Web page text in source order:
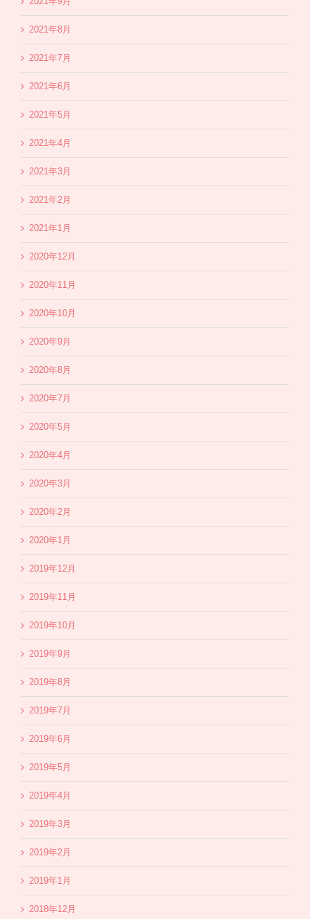
2021年8月
2021年7月
2021年6月
2021年5月
2021年4月
2021年3月
2021年2月
2021年1月
2020年12月
2020年11月
2020年10月
2020年9月
2020年8月
2020年7月
2020年5月
2020年4月
2020年3月
2020年2月
2020年1月
2019年12月
2019年11月
2019年10月
2019年9月
2019年8月
2019年7月
2019年6月
2019年5月
2019年4月
2019年3月
2019年2月
2019年1月
2018年12月